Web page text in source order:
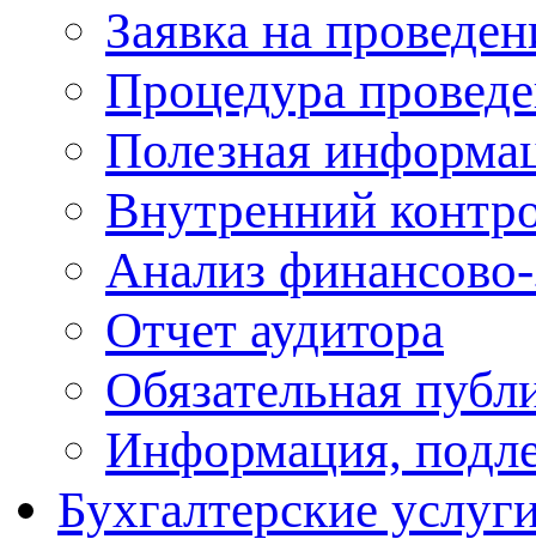
Заявка на
Процедура
Полезная
Внутренний
Анализ
Отчет аудитора
Обязательная
Информация,
Бухгалтерские